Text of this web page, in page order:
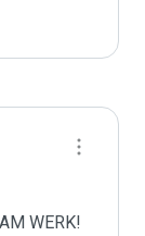
WERK!